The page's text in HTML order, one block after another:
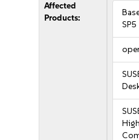
Affected
Products:
SP5